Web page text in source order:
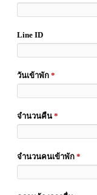
Line ID
วันเข้าพัก *
จำนวนคืน *
จำนวนคนเข้าพัก *